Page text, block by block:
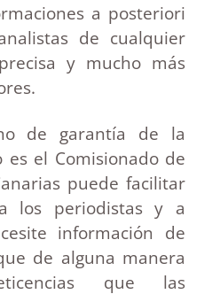
a posteriori
de cualquier
y mucho más
de garantía de la
es el Comisionado de
puede facilitar
los periodistas y a
información de
de alguna manera
que las